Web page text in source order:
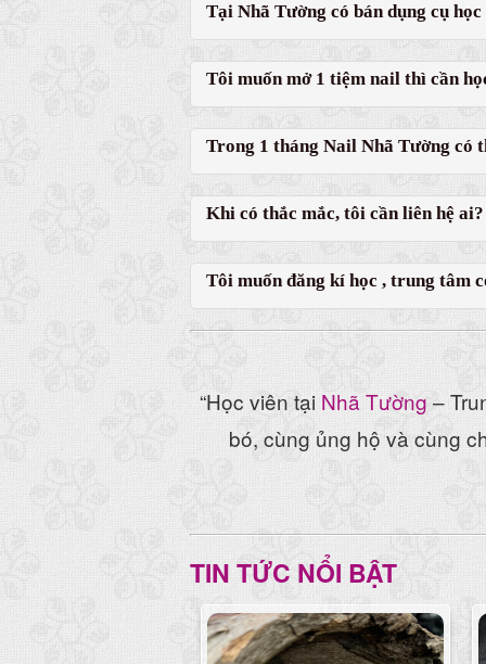
Tại Nhã Tường có bán dụng cụ
Tôi muốn mở 1 tiệm nail thì cần
Trong 1 tháng Nail Nhã Tường có
Khi có thắc mắc, tôi cần liên hệ ai?
Tôi muốn đăng kí học , trung tâm
“Học viên tại Nhã Tường–
bó, cùng ủng hộ và cùng
TIN TỨC NỔI BẬT